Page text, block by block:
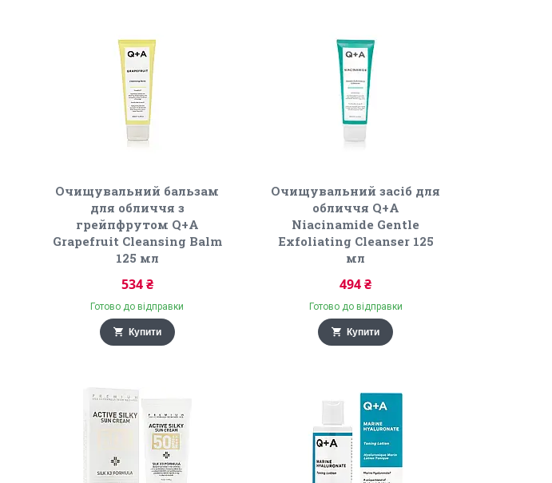
Очищувальний бальзам
для обличчя з
грейпфрутом Q+A
Grapefruit Cleansing Balm
125 мл
534 ₴
Готово до відправки
Купити
Очищувальний засіб для
обличчя Q+A
Niacinamide Gentle
Exfoliating Cleanser 125
мл
494 ₴
Готово до відправки
Купити